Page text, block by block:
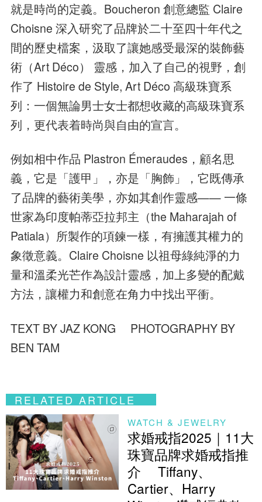
就是時尚的定義。Boucheron 創意總監 Claire
Choisne 深入研究了品牌於二十至四十年代之
間的歷史檔案，汲取了讓她感受最深的裝飾藝
術（Art Déco） 靈感，加入了自己的視野，創
作了 Histoire de Style, Art Déco 高級珠寶系
列：一個無論男士女士都想收藏的高級珠寶系
列，更代表着時尚與自由的宣言。
例如相中作品 Plastron Émeraudes，顧名思
義，它是「護甲」，亦是「胸飾」，它既傳承
了品牌的藝術美學，亦如其創作靈感—— 一條
世家為印度帕蒂亞拉邦主（the Maharajah of
Patiala）所製作的項鍊一樣，有擁護其權力的
象徵意義。Claire Choisne 以祖母綠純淨的力
量和溫柔光芒作為設計靈感，加上多變的配戴
方法，讓權力和創意在角力中找出平衝。
TEXT BY JAZ KONG PHOTOGRAPHY BY
BEN TAM
RELATED ARTICLE
WATCH & JEWELRY
求婚戒指2025​｜11大
珠寶品牌​求婚戒指推
介​ Tiffany、
Cartier、Harry